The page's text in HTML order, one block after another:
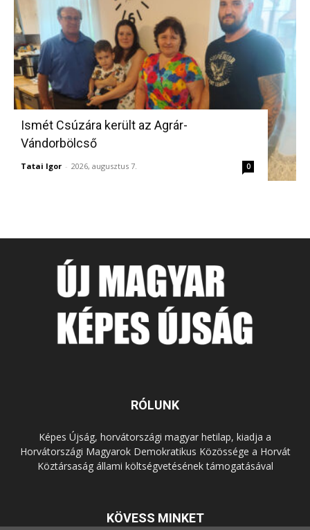
Ismét Csúzára került az Agrár-
Vándorbölcső
Tatai Igor - 2026, augusztus 7. 0
RÓLUNK
Képes Újság, horvátországi magyar hetilap, kiadja a
Horvátországi Magyarok Demokratikus Közössége a Horvát
Köztársaság állami költségvetésének támogatásával
KÖVESS MINKET